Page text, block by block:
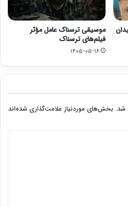
موسیقی ترسناک عامل مؤثر
فیلم‌های ترسناک
۱۴۰۵-۰۵-۱۶
شد. بخش‌های موردنیاز علامت‌گذاری شده‌اند